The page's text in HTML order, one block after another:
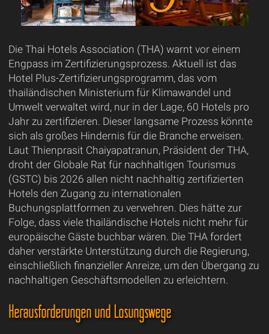
Die Thai Hotels Association (THA) warnt vor einem
Engpass im Zertifizierungsprozess. Aktuell ist das
Hotel Plus-Zertifizierungsprogramm, das vom
thailändischen Ministerium für Klimawandel und
Umwelt verwaltet wird, nur in der Lage, 60 Hotels pro
Jahr zu zertifizieren. Dieser langsame Prozess könnte
sich als großes Hindernis für die Branche erweisen.
Laut Thienprasit Chaiyapatranun, Präsident der THA,
droht der Globale Rat für nachhaltigen Tourismus
(GSTC) bis 2026 allen nicht nachhaltig zertifizierten
Hotels den Zugang zu internationalen
Buchungsplattformen zu verwehren. Dies hätte zur
Folge, dass viele thailändische Hotels nicht mehr für
europäische Gäste buchbar wären. Die THA fordert
daher verstärkte Unterstützung durch die Regierung,
einschließlich finanzieller Anreize, um den Übergang zu
nachhaltigen Geschäftsmodellen zu erleichtern.
Herausforderungen und Lösungswege